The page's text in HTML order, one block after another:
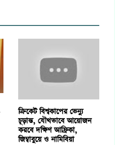
ক্রিকেট বিশ্বকাপের ভেন্যু
চূড়ান্ত, যৌথভাবে আয়োজন
করবে দক্ষিণ আফ্রিকা,
জিম্বাবুয়ে ও নামিবিয়া